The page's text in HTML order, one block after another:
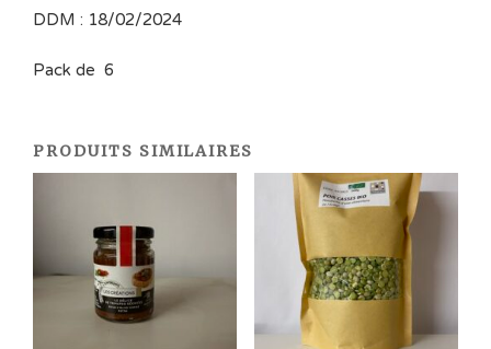
DDM : 18/02/2024
Pack de 6
PRODUITS SIMILAIRES